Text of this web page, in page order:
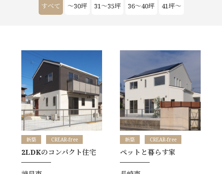
SDGs
企業情報
採用情報
すべて ～30坪 31～35坪 36～40坪 41坪～
新築 CREAR-free
2LDKのコンパクト住宅
新築 CREAR-free
ペットと暮らす家